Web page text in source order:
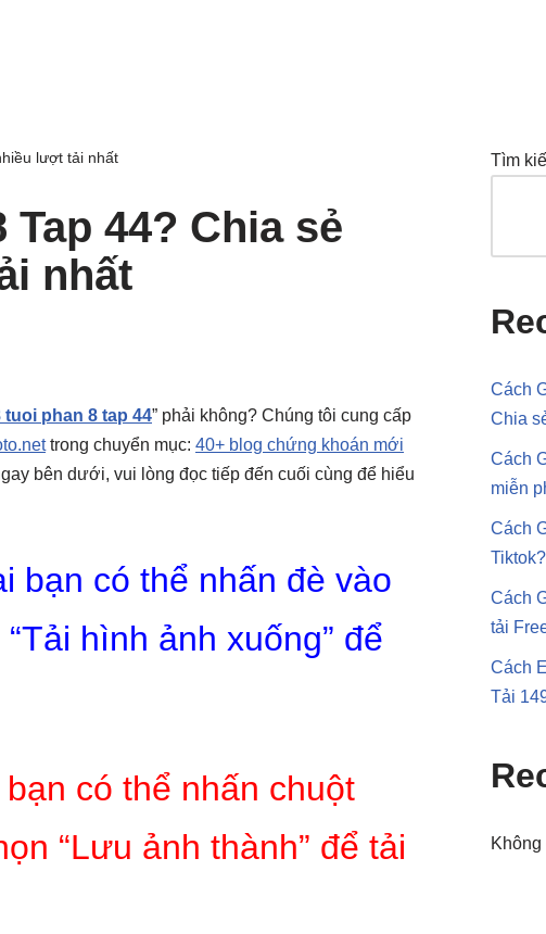
lượt tải nhất
Tap 44? Chia sẻ
nhất
tuoi phan 8 tap 44” phải không? Chúng tôi cung cấp
trong chuyển mục: 40+ blog chứng khoán mới
bên dưới, vui lòng đọc tiếp đến cuối cùng để hiểu
bạn có thể nhấn đè vào
hình ảnh xuống” để
có thể nhấn chuột
“Lưu ảnh thành” để tải
Tìm
Cách
Chia
Cách
miễn
Cách
Cách
tải
Cách
Tải